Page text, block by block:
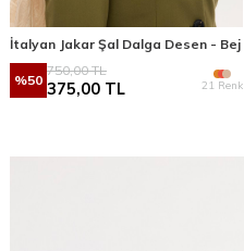
İtalyan Jakar Şal Dalga Desen - Bej
%50
750,00TL
375,00 TL 21 Renk